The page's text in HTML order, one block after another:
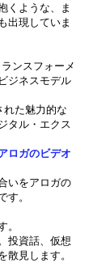
くような、ま
出現していま
ンスフォーメ
ジネスモデル
れた魅力的な
タル・エクス
ロガのビデオ
いをアロガの
す。
。
投資話、仮想
散見します。